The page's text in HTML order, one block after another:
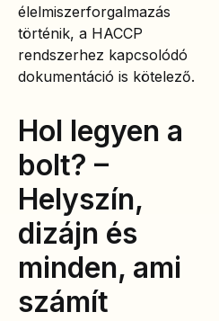
élelmiszerforgalmazás
történik, a HACCP
rendszerhez kapcsolódó
dokumentáció is kötelező.
Hol legyen a
bolt? –
Helyszín,
dizájn és
minden, ami
számít